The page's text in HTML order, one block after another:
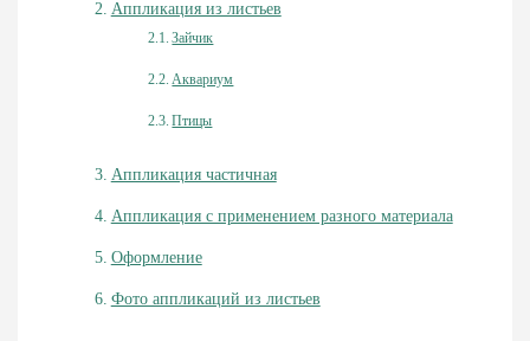
Аппликация из листьев
Зайчик
Аквариум
Птицы
Аппликация частичная
Аппликация с применением разного материала
Оформление
Фото аппликаций из листьев